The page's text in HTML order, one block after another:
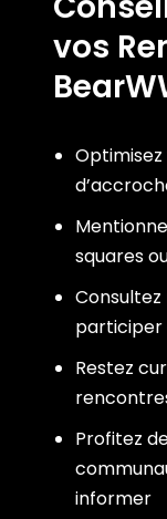
vos
squares
participer
Restez
Profitez
informer